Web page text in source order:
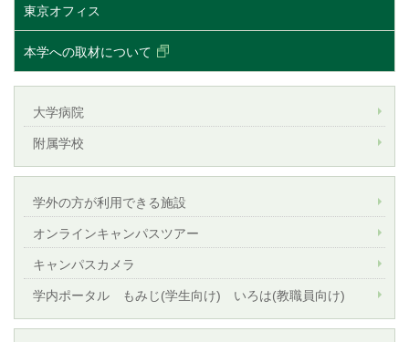
東京オフィス
本学への取材について
大学病院
附属学校
学外の方が利用できる施設
オンラインキャンパスツアー
キャンパスカメラ
学内ポータル もみじ(学生向け) いろは(教職員向け)